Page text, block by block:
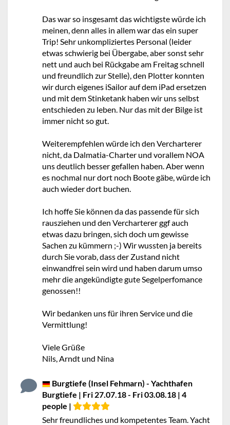
Das war so insgesamt das wichtigste würde ich
meinen, denn alles in allem war das ein super
Trip! Sehr unkompliziertes Personal (leider
etwas schwierig bei Übergabe, aber sonst sehr
nett und auch bei Rückgabe am Freitag schnell
und freundlich zur Stelle), den Plotter konnten
wir durch eigenes iSailor auf dem iPad ersetzen
und mit dem Stinketank haben wir uns selbst
entschieden zu leben. Nur das mit der Bilge ist
immer nicht so gut.
Weiterempfehlen würde ich den Vercharterer
nicht, da Dalmatia-Charter und vorallem NOA
uns deutlich besser gefallen haben. Aber wenn
es nochmal nur dort noch Boote gäbe, würde ich
auch wieder dort buchen.
Ich hoffe Sie können da das passende für sich
rausziehen und den Vercharterer ggf auch
etwas dazu bringen, sich doch um gewisse
Sachen zu kümmern ;-) Wir wussten ja bereits
durch Sie vorab, dass der Zustand nicht
einwandfrei sein wird und haben darum umso
mehr die angekündigte gute Segelperfomance
genossen!!
Wir bedanken uns für ihren Service und die
Vermittlung!
Viele Grüße
Nils, Arndt und Nina
Burgtiefe (Insel Fehmarn) - Yachthafen
Burgtiefe | Fri 27.07.18 - Fri 03.08.18 | 4
people |
Sehr freundliches und kompetentes Team. Yacht